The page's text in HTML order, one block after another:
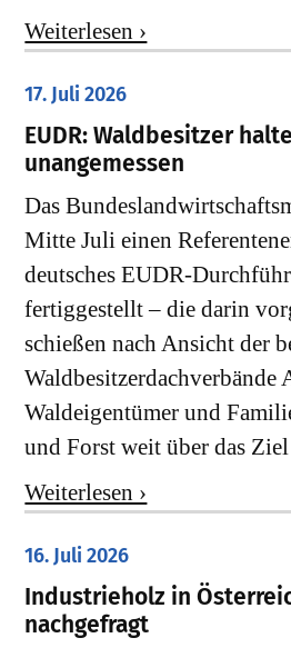
Weiterlesen ›
17. Juli 2026
EUDR: Waldbesitzer
unangemessen
Das
Mitte Juli einen
deutsches EUDR-
fertiggestellt – die darin
schießen nach Ansicht der
Waldbesitzerdachverbände
Waldeigentümer und
und Forst weit über das
Weiterlesen ›
16. Juli 2026
Industrieholz in
nachgefragt